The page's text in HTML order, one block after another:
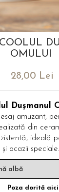
OMULUI
28,00 Lei
Dușmanul
amuzant,
din
ideală
și ocazii speciale.
Poza dorită aici